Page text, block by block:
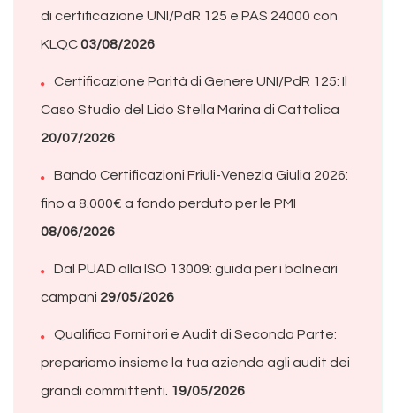
di certificazione UNI/PdR 125 e PAS 24000 con
KLQC03/08/2026
Certificazione Parità di Genere UNI/PdR 125: Il
Caso Studio del Lido Stella Marina di Cattolica
20/07/2026
Bando Certificazioni Friuli-Venezia Giulia 2026:
fino a 8.000€ a fondo perduto per le PMI
08/06/2026
Dal PUAD alla ISO 13009: guida per i balneari
campani 29/05/2026
Qualifica Fornitori e Audit di Seconda Parte:
prepariamo insieme la tua azienda agli audit dei
grandi committenti. 19/05/2026